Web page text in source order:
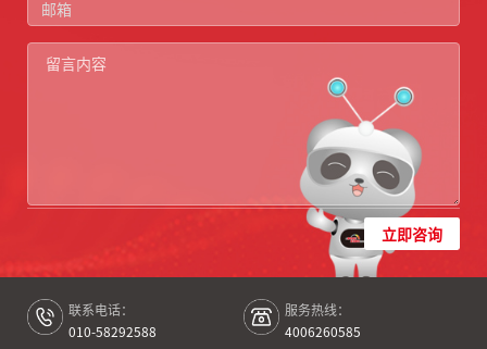
立即咨询
联系电话：
010-58292588
服务热线：
4006260585